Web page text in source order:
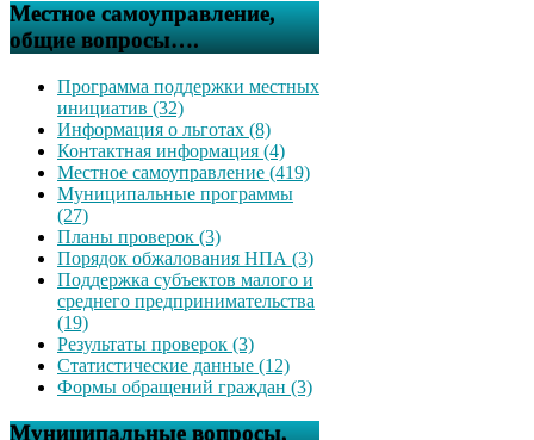
Местное самоуправление,
общие вопросы….
Программа поддержки местных
инициатив (32)
Информация о льготах (8)
Контактная информация (4)
Местное самоуправление (419)
Муниципальные программы
(27)
Планы проверок (3)
Порядок обжалования НПА (3)
Поддержка субъектов малого и
среднего предпринимательства
(19)
Результаты проверок (3)
Статистические данные (12)
Формы обращений граждан (3)
Муниципальные вопросы,